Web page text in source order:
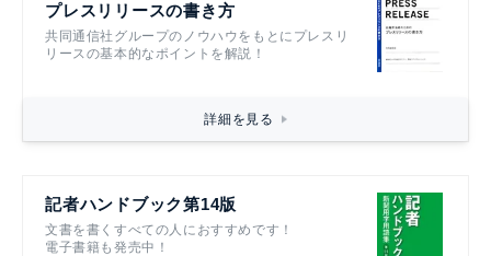
プレスリリースの書き方
共同通信社グループのノウハウをもとにプレスリ
リースの基本的なポイントを解説！
詳細を見る
記者ハンドブック第14版
文書を書くすべての人におすすめです！
電子書籍も発売中！